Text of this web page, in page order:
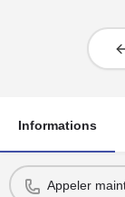
Informations
Appeler